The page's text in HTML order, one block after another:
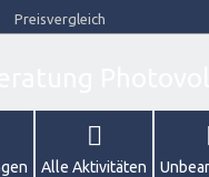
Preisvergleich
Alle Aktivitäten